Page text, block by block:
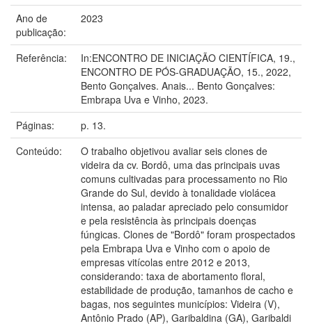
Ano de
publicação:
2023
Referência:
In:ENCONTRO DE INICIAÇÃO CIENTÍFICA, 19.,
ENCONTRO DE PÓS-GRADUAÇÃO, 15., 2022,
Bento Gonçalves. Anais... Bento Gonçalves:
Embrapa Uva e Vinho, 2023.
Páginas:
p. 13.
Conteúdo:
O trabalho objetivou avaliar seis clones de
videira da cv. Bordô, uma das principais uvas
comuns cultivadas para processamento no Rio
Grande do Sul, devido à tonalidade violácea
intensa, ao paladar apreciado pelo consumidor
e pela resistência às principais doenças
fúngicas. Clones de "Bordô" foram prospectados
pela Embrapa Uva e Vinho com o apoio de
empresas vitícolas entre 2012 e 2013,
considerando: taxa de abortamento floral,
estabilidade de produção, tamanhos de cacho e
bagas, nos seguintes municípios: Videira (V),
Antônio Prado (AP), Garibaldina (GA), Garibaldi